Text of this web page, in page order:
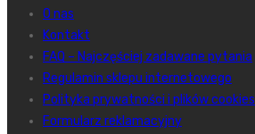
O nas
Kontakt
FAQ – Najczęściej zadawane pytania
Regulamin sklepu internetowego
Polityka prywatności i plików cookies
Formularz reklamacyjny